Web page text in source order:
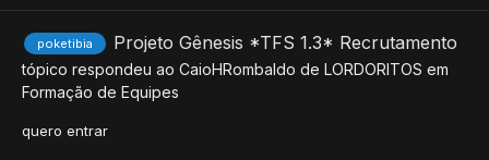
poketibia Projeto Gênesis *TFS 1.3* Recrutamento
tópico respondeu ao CaioHRombaldo de LORDORITOS em
Formação de Equipes
quero entrar